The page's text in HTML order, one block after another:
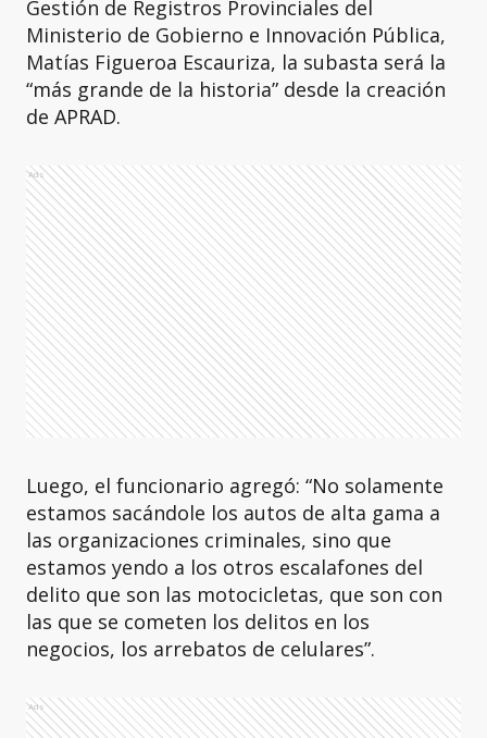
Gestión de Registros Provinciales del
Ministerio de Gobierno e Innovación Pública,
Matías Figueroa Escauriza, la subasta será la
“más grande de la historia” desde la creación
de APRAD.
Ads
Luego, el funcionario agregó: “No solamente
estamos sacándole los autos de alta gama a
las organizaciones criminales, sino que
estamos yendo a los otros escalafones del
delito que son las motocicletas, que son con
las que se cometen los delitos en los
negocios, los arrebatos de celulares”.
Ads